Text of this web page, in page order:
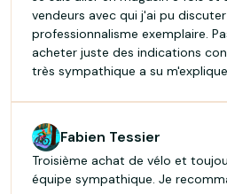
vendeurs avec qui j'ai pu
professionnalisme exemplaire.
acheter juste des indications
très sympathique a su
par la suite très pro m'a fait
puis un autre un peu moins
compte de mon positionnement
j'ai finalement pris le deuxième
placé dessus. Un grand merci
Fabien Tessier
Troisième achat de vélo et
équipe sympathique. Je